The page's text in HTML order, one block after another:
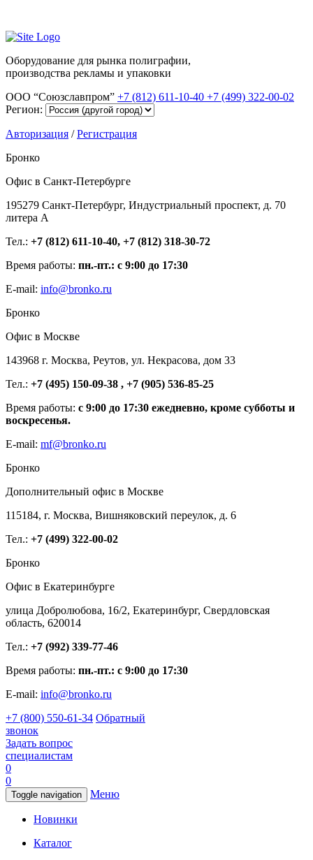
Оборудование для рынка полиграфии,
производства рекламы и упаковки
ООО “Союзславпром” +7 (812) 611-10-40 +7 (499) 322-00-02
Регион:
Авторизация /Регистрация
Бронко
Офис в Санкт-Петербурге
195279 Санкт-Петербург, Индустриальный проспект, д. 70
литера А
Тел.: +7 (812) 611-10-40, +7 (812) 318-30-72
Время работы: пн.-пт.: с 9:00 до 17:30
E-mail: info@bronko.ru
Бронко
Офис в Москве
143968 г. Москва, Реутов, ул. Некрасова, дом 33
Тел.: +7 (495) 150-09-38 , +7 (905) 536-85-25
Время работы: с 9:00 до 17:30 ежедневно, кроме субботы и
воскресенья.
E-mail: mf@bronko.ru
Бронко
Дополнительный офис в Москве
115184, г. Москва, Вишняковский переулок, д. 6
Тел.: +7 (499) 322-00-02
Бронко
Офис в Екатеринбурге
улица Добролюбова, 16/2, Екатеринбург, Свердловская
область, 620014
Тел.: +7 (992) 339-77-46
Время работы: пн.-пт.: с 9:00 до 17:30
E-mail: info@bronko.ru
+7 (800) 550-61-34 Обратный
звонок
Задать вопрос
специалистам
0
0
Toggle navigation Меню
Новинки
Каталог